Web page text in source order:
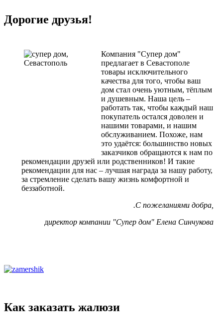
Дорогие друзья!
Компания "Супер дом"
предлагает в Севастополе
товары исключительного
качества для того, чтобы ваш
дом стал очень уютным, тёплым
и душевным. Наша цель –
работать так, чтобы каждый наш
покупатель остался доволен и
нашими товарами, и нашим
обслуживанием. Похоже, нам
это удаётся: большинство новых
заказчиков обращаются к нам по
рекомендации друзей или родственников! И такие
рекомендации для нас – лучшая награда за нашу работу,
за стремление сделать вашу жизнь комфортной и
беззаботной.
.С пожеланиями добра,
директор компании "Супер дом" Елена Синчукова
Как заказать жалюзи